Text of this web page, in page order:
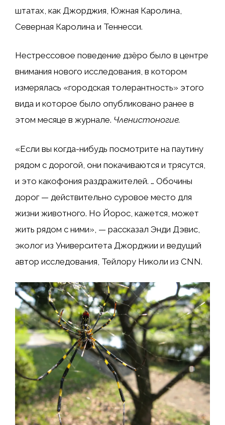
штатах, как Джорджия, Южная Каролина,
Северная Каролина и Теннесси.
Нестрессовое поведение дзёро было в центре
внимания нового исследования, в котором
измерялась «городская толерантность» этого
вида и которое было опубликовано ранее в
этом месяце в журнале. Членистоногие.
«Если вы когда-нибудь посмотрите на паутину
рядом с дорогой, они покачиваются и трясутся,
и это какофония раздражителей. … Обочины
дорог — действительно суровое место для
жизни животного. Но Йорос, кажется, может
жить рядом с ними», — рассказал Энди Дэвис,
эколог из Университета Джорджии и ведущий
автор исследования, Тейлору Николи из CNN.